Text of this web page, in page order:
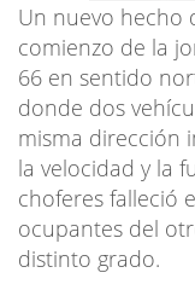
Un nuevo hecho
comienzo de la
66 en sentido
donde dos
misma dirección
la velocidad y la
choferes falleció
ocupantes del
distinto grado.